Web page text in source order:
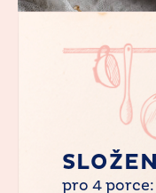
pro 4 porce: